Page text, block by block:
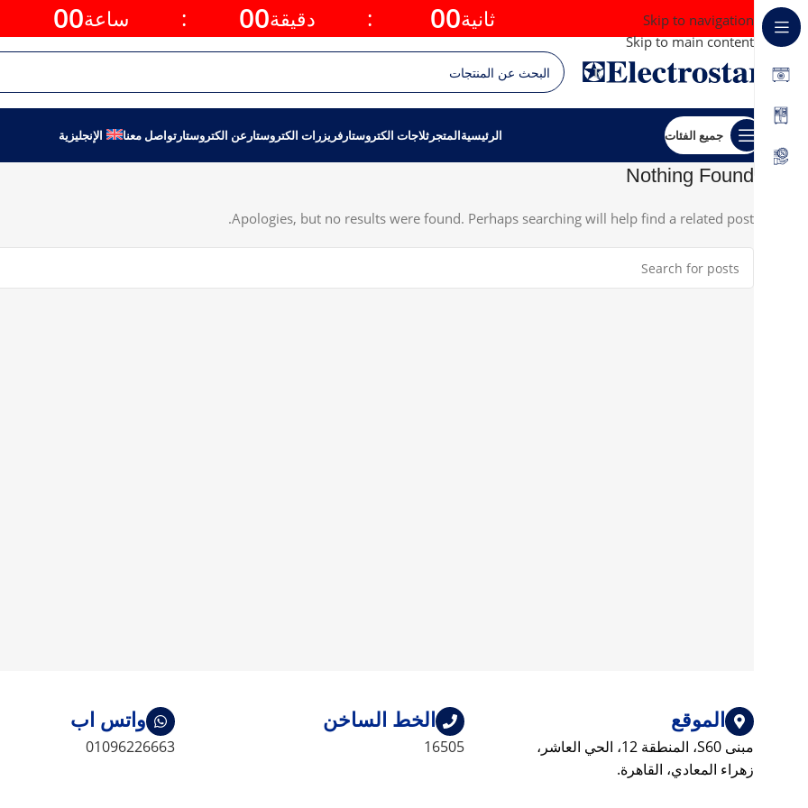
Skip to navigation
Skip to main content
00ساعة : 00دقيقة : 00ثانية
جميع الفئات الرئيسيةالمتجرثلاجات الكتروستارفريزرات الكتروستار عن الكتروستارتواصل معنا الإنجليزية
Nothing Found
Apologies, but no results were found. Perhaps searching will help find a related post.
الموقع
مبنى S60، المنطقة 12، الحي العاشر،
زهراء المعادي، القاهرة.
الخط الساخن
16505
واتس اب
01096226663